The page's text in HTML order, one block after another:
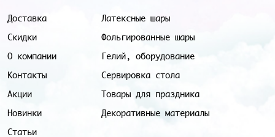
Доставка
Скидки
О компании
Контакты
Акции
Новинки
Статьи
Латексные шары
Фольгированные шары
Гелий, оборудование
Сервировка стола
Товары для праздника
Декоративные материалы